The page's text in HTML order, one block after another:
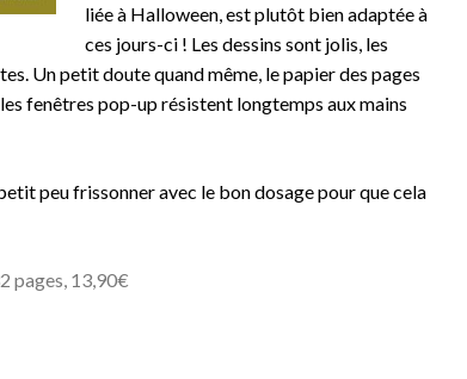
liée à Halloween, est plutôt bien adaptée à
ces jours-ci ! Les dessins sont jolis, les
Un petit doute quand même, le papier des pages
les fenêtres pop-up résistent longtemps aux mains
peu frissonner avec le bon dosage pour que cela
pages, 13,90€